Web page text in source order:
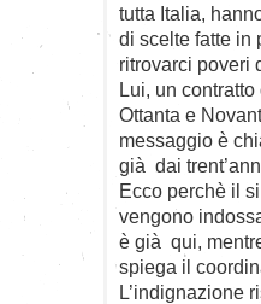
tutta Italia,
di scelte fatte in
ritrovarci poveri
Lui, un
Ottanta e
messaggio è
già dai
Ecco perchè il
vengono
è già qui,
spiega il
L’indignazione